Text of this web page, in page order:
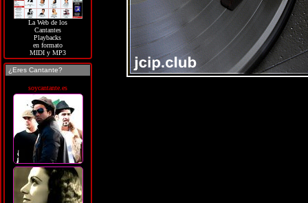
La Web de los
Cantantes
Playbacks
en formato
MIDI y MP3
¿Eres Cantante?
soycantante.es